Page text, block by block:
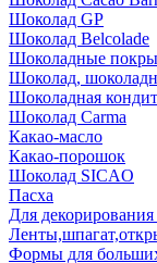
Шоколад GP
Шоколад Belcolade
Шоколадные
Шоколад,
Шоколадная
Шоколад Carma
Какао-масло
Какао-порошок
Шоколад SICAO
Пасха
Для
Формы для